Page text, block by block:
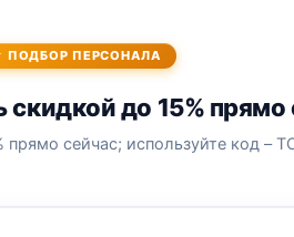
ПОДБОР ПЕРСОНАЛА
скидкой до 15% прямо
прямо сейчас; используйте код –